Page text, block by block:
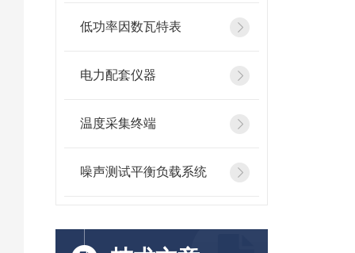
低功率因数瓦特表
电力配套仪器
温度采集终端
噪声测试平衡负载系统